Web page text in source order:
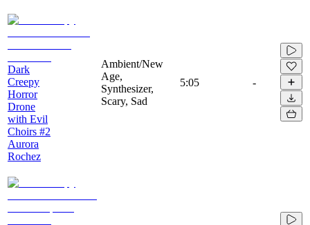
Dark
Creepy
Horror
Drone
with Evil
Choirs #2
Aurora
Rochez
Ambient/New
Age,
Synthesizer,
Scary, Sad
5:05 -